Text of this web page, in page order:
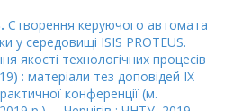
Cтворення керуючого автомата
у середовищі ISIS PROTEUS.
якості технологічних процесів
: матеріали тез доповідей ІХ
конференції (м.